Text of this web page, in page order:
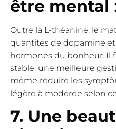
être mental
Outre la L-théanine, le
quantités de dopamine
hormones du bonheur. Il
stable, une meilleure
même réduire les
légère à modérée selon
7. Une